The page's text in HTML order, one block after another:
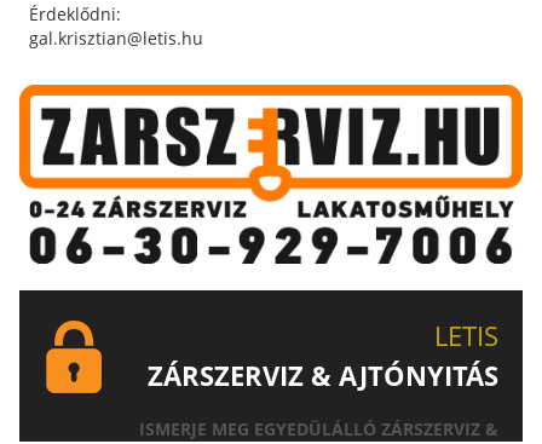
Érdeklődni:
gal.krisztian@letis.hu
LETIS
ZÁRSZERVIZ & AJTÓNYITÁS
ISMERJE MEG EGYEDÜLÁLLÓ ZÁRSZERVIZ &